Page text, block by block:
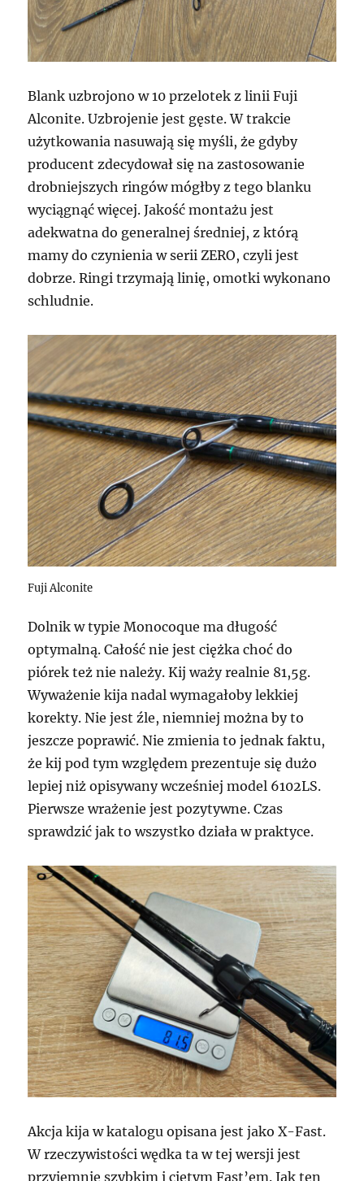
Blank uzbrojono w 10 przelotek z linii Fuji
Alconite. Uzbrojenie jest gęste. W trakcie
użytkowania nasuwają się myśli, że gdyby
producent zdecydował się na zastosowanie
drobniejszych ringów mógłby z tego blanku
wyciągnąć więcej. Jakość montażu jest
adekwatna do generalnej średniej, z którą
mamy do czynienia w serii ZERO, czyli jest
dobrze. Ringi trzymają linię, omotki wykonano
schludnie.
Fuji Alconite
Dolnik w typie Monocoque ma długość
optymalną. Całość nie jest ciężka choć do
piórek też nie należy. Kij waży realnie 81,5g.
Wyważenie kija nadal wymagałoby lekkiej
korekty. Nie jest źle, niemniej można by to
jeszcze poprawić. Nie zmienia to jednak faktu,
że kij pod tym względem prezentuje się dużo
lepiej niż opisywany wcześniej model 6102LS.
Pierwsze wrażenie jest pozytywne. Czas
sprawdzić jak to wszystko działa w praktyce.
Akcja kija w katalogu opisana jest jako X-Fast.
W rzeczywistości wędka ta w tej wersji jest
przyjemnie szybkim i ciętym Fast’em. Jak ten